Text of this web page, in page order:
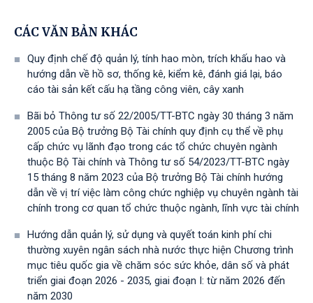
CÁC VĂN BẢN KHÁC
Quy định chế độ quản lý, tính hao mòn, trích khấu hao và
hướng dẫn về hồ sơ, thống kê, kiểm kê, đánh giá lại, báo
cáo tài sản kết cấu hạ tầng công viên, cây xanh
Bãi bỏ Thông tư số 22/2005/TT-BTC ngày 30 tháng 3 năm
2005 của Bộ trưởng Bộ Tài chính quy định cụ thể về phụ
cấp chức vụ lãnh đạo trong các tổ chức chuyên ngành
thuộc Bộ Tài chính và Thông tư số 54/2023/TT-BTС ngày
15 tháng 8 năm 2023 của Bộ trưởng Bộ Tài chính hướng
dẫn về vị trí việc làm công chức nghiệp vụ chuyên ngành tài
chính trong cơ quan tổ chức thuộc ngành, lĩnh vực tài chính
Hướng dẫn quản lý, sử dụng và quyết toán kinh phí chi
thường xuyên ngân sách nhà nước thực hiện Chương trình
mục tiêu quốc gia về chăm sóc sức khỏe, dân số và phát
triển giai đoạn 2026 - 2035, giai đoạn I: từ năm 2026 đến
năm 2030